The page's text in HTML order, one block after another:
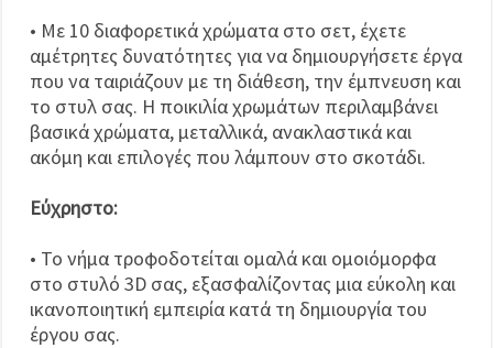
• Με 10 διαφορετικά χρώματα στο σετ, έχετε
αμέτρητες δυνατότητες για να δημιουργήσετε έργα
που να ταιριάζουν με τη διάθεση, την έμπνευση και
το στυλ σας. Η ποικιλία χρωμάτων περιλαμβάνει
βασικά χρώματα, μεταλλικά, ανακλαστικά και
ακόμη και επιλογές που λάμπουν στο σκοτάδι.
Εύχρηστο:
• Το νήμα τροφοδοτείται ομαλά και ομοιόμορφα
στο στυλό 3D σας, εξασφαλίζοντας μια εύκολη και
ικανοποιητική εμπειρία κατά τη δημιουργία του
έργου σας.